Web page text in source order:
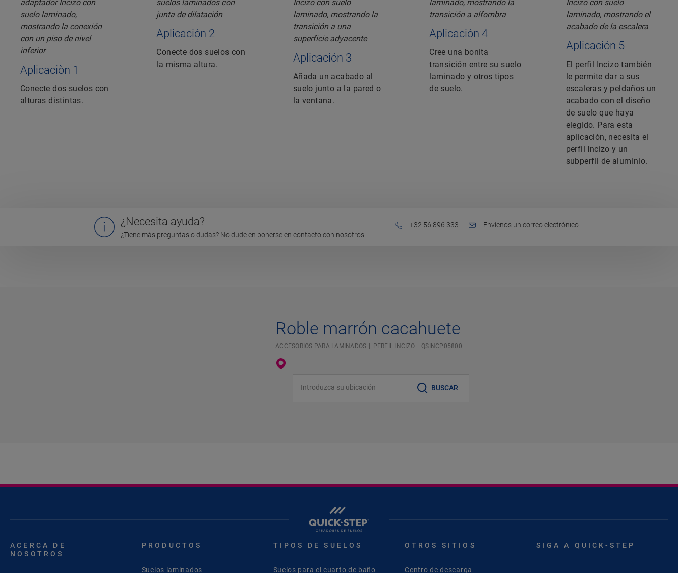
Aplicaciòn 1
Conecte dos suelos con
alturas distintas.
Aplicación 2
Conecte dos suelos con
la misma altura.
Aplicación 3
Añada un acabado al
suelo junto a la pared o
la ventana.
Aplicación 4
Cree una bonita
transición entre su suelo
laminado y otros tipos
de suelo.
Aplicación 5
El perfil Incizo también
le permite dar a sus
escaleras y peldaños un
acabado con el diseño
de suelo que haya
elegido. Para esta
aplicación, necesita el
perfil Incizo y un
subperfil de aluminio.
¿Necesita ayuda?
¿Tiene más preguntas o dudas? No dude en ponerse en contacto con nosotros.
+32 56 896 333 Envíenos un correo electrónico
Roble marrón cacahuete
ACCESORIOS PARA LAMINADOS PERFIL INCIZO QSINCP05800
BUSCAR
ACERCA DE
NOSOTROS
PRODUCTOS
Suelos laminados
TIPOS DE SUELOS
Suelos para el cuarto de baño
OTROS SITIOS
Centro de descarga
SIGA A QUICK-STEP